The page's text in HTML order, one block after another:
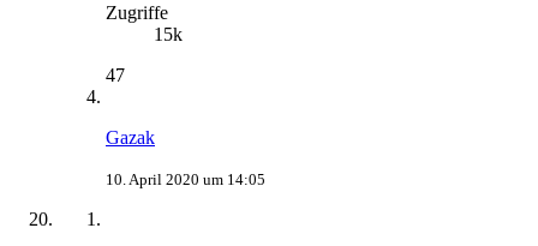
Zugriffe
15k
47
Gazak
10. April 2020 um 14:05